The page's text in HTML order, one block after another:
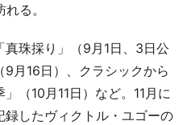
る。
珠採り」（9月1日、3日公
月16日）、クラシックから
（10月11日）など。11月に
したヴィクトル・ユゴーの